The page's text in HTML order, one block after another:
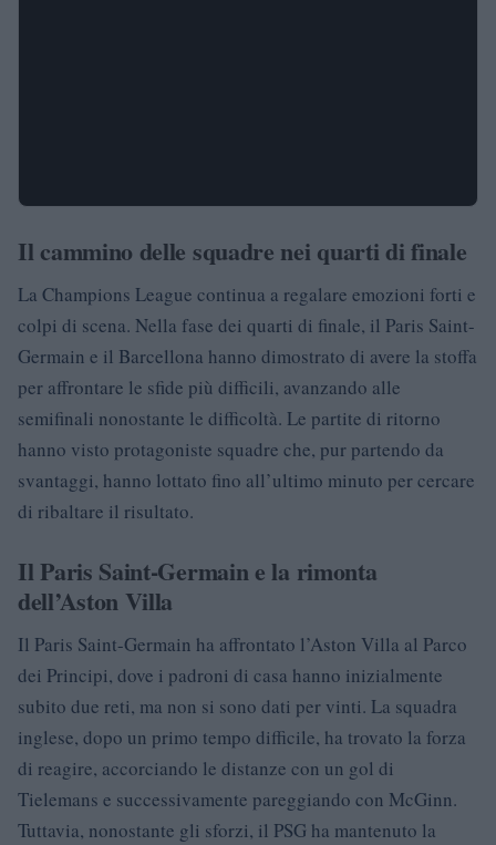
Il cammino delle squadre nei quarti di finale
La Champions League continua a regalare emozioni forti e
colpi di scena. Nella fase dei quarti di finale, il Paris Saint-
Germain e il Barcellona hanno dimostrato di avere la stoffa
per affrontare le sfide più difficili, avanzando alle
semifinali nonostante le difficoltà. Le partite di ritorno
hanno visto protagoniste squadre che, pur partendo da
svantaggi, hanno lottato fino all’ultimo minuto per cercare
di ribaltare il risultato.
Il Paris Saint-Germain e la rimonta
dell’Aston Villa
Il Paris Saint-Germain ha affrontato l’Aston Villa al Parco
dei Principi, dove i padroni di casa hanno inizialmente
subito due reti, ma non si sono dati per vinti. La squadra
inglese, dopo un primo tempo difficile, ha trovato la forza
di reagire, accorciando le distanze con un gol di
Tielemans e successivamente pareggiando con McGinn.
Tuttavia, nonostante gli sforzi, il PSG ha mantenuto la